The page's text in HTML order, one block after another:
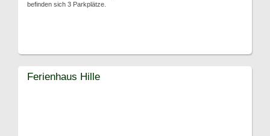
befinden sich 3 Parkplätze.
Ferienhaus Hille